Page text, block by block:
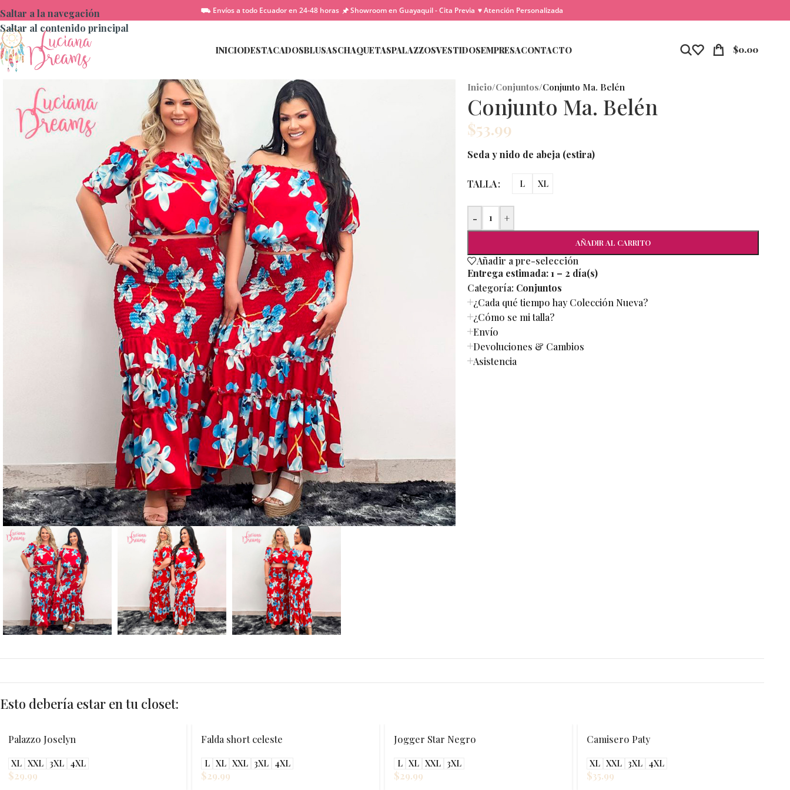
Saltar a la navegación
Saltar al contenido principal
⛟ Envíos a todo Ecuador en 24-48 horas 🖈 Showroom en Guayaquil - Cita Previa ♥ Atención Personalizada
INICIODESTACADOSBLUSASCHAQUETASPALAZZOSVESTIDOSEMPRESACONTACTO $0.00
Inicio/Conjuntos/Conjunto Ma. Belén
Conjunto Ma. Belén
$53.99
Seda y nido de abeja (estira)
TALLA L XL
- +
AÑADIR AL CARRITO
Añadir a pre-selección
Entrega estimada:1 – 2 día(s)
Categoría: Conjuntos
¿Cada qué tiempo hay Colección Nueva?
¿Cómo se mi talla?
Envío
Devoluciones & Cambios
Asistencia
Esto debería estar en tu closet:
Palazzo Joselyn
XL XXL 3XL 4XL
$29.99
Falda short celeste
L XL XXL 3XL 4XL
$29.99
Jogger Star Negro
L XL XXL 3XL
$29.99
Camisero Paty
XL XXL 3XL 4XL
$35.99